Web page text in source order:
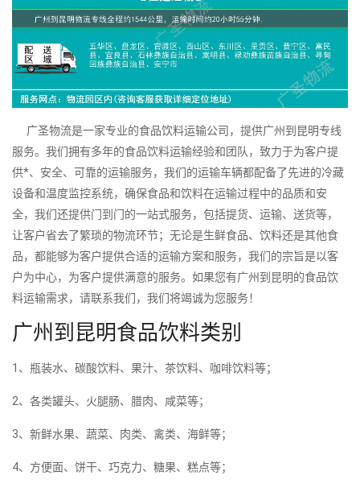
广圣物流是一家专业的食品饮料运输公司，提供广州到昆明专线
服务。我们拥有多年的食品饮料运输经验和团队，致力于为客户提
供*、安全、可靠的运输服务，我们的运输车辆都配备了先进的冷藏
设备和温度监控系统，确保食品和饮料在运输过程中的品质和安
全，我们还提供门到门的一站式服务，包括提货、运输、送货等，
让客户省去了繁琐的物流环节；无论是生鲜食品、饮料还是其他食
品，都能够为客户提供合适的运输方案和服务，我们的宗旨是以客
户为中心，为客户提供满意的服务。如果您有广州到昆明的食品饮
料运输需求，请联系我们，我们将竭诚为您服务！
广州到昆明食品饮料类别
1、瓶装水、碳酸饮料、果汁、茶饮料、咖啡饮料等；
2、各类罐头、火腿肠、腊肉、咸菜等；
3、新鲜水果、蔬菜、肉类、禽类、海鲜等；
4、方便面、饼干、巧克力、糖果、糕点等；